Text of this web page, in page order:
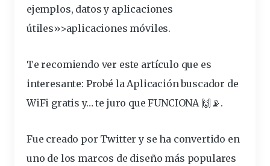
ejemplos, datos y aplicaciones
útiles»>aplicaciones móviles.
Te recomiendo ver este artículo que es
interesante: Probé la Aplicación buscador de
WiFi gratis y… te juro que FUNCIONA 🙌📡 .
Fue creado por Twitter y se ha convertido en
uno de los marcos de diseño más populares